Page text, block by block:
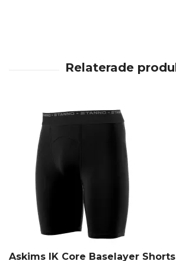
Askims IK Core Baselayer Shorts